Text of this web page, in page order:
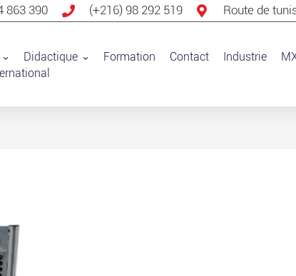
863 390 (+216) 98 292 519 Route de
Didactique Formation Contact Industrie